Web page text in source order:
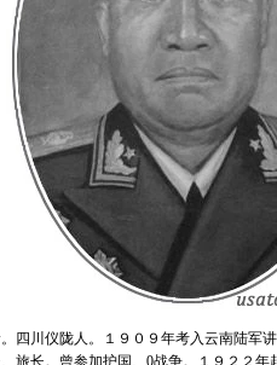
川仪陇人。１９０９年考入云南陆军
旅长。曾参加护国、0战争。１９２２